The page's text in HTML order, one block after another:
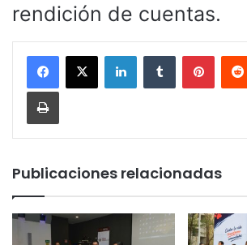
rendición de cuentas.
LinkedInTumblr
Imprimir
Publicaciones relacionadas